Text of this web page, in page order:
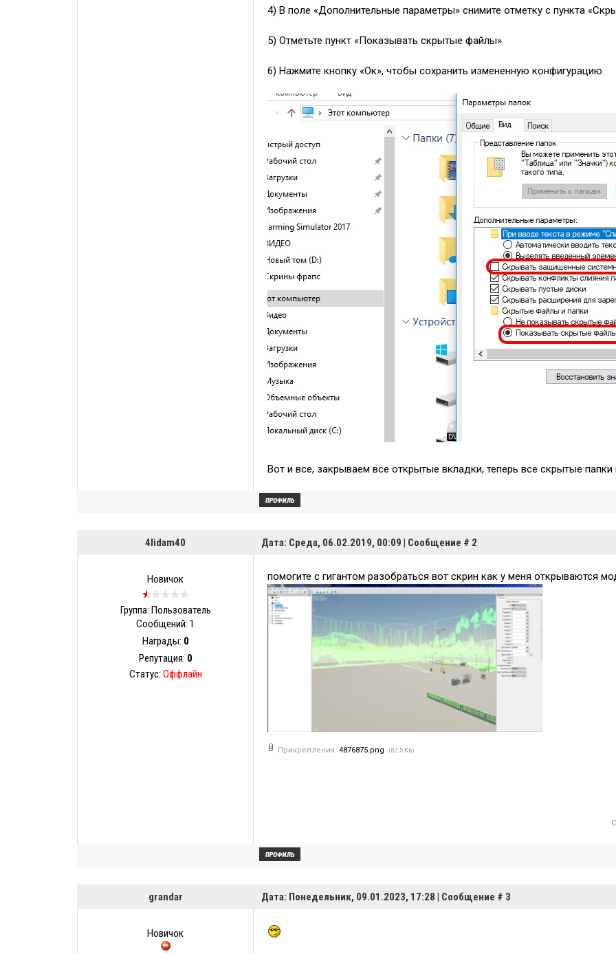
4) В поле «Дополнительные параметры» снимите отметку с пункта
5) Отметьте пункт «Показывать скрытые файлы».
6) Нажмите кнопку «Ок», чтобы сохранить измененную конфигурацию.
Вот и все, закрываем все открытые вкладки, теперь все скрытые
4lidam40 Дата: Среда, 06.02.2019, 00:09 | Сообщение # 2
Новичок
Группа: Пользователь
Сообщений: 1
Награды: 0
Репутация: 0
Статус: Оффлайн
помогите с гигантом разобраться вот скрин как у меня открываются
Прикрепления: 4876875.png (82.5 Kb)
grandar Дата: Понедельник, 09.01.2023, 17:28 | Сообщение # 3
Новичок